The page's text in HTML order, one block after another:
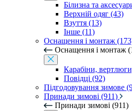
Білизна та
Верхній одяг (43)
Взуття (13)
Інше (11)
Оснащення і монтаж
Оснащення і монтаж
Карабіни,
Повідці (92)
Підгодовування зимове
Принади зимові (911)
Принади зимові (911)